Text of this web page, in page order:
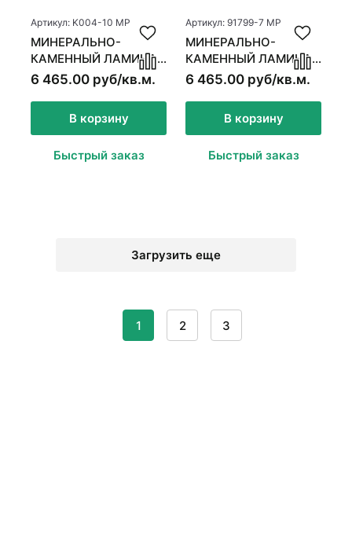
Артикул: K004-10 MP
МИНЕРАЛЬНО-
КАМЕННЫЙ ЛАМИНАТ
MSPC ДУБ ХАНТЕР
6 465.00 руб/кв.м.
В корзину
Быстрый заказ
Артикул: 91799-7 MP
МИНЕРАЛЬНО-
КАМЕННЫЙ ЛАМИНАТ
MSPC ДУБ ЗИМНИЙ
6 465.00 руб/кв.м.
В корзину
Быстрый заказ
Загрузить еще
1 2 3